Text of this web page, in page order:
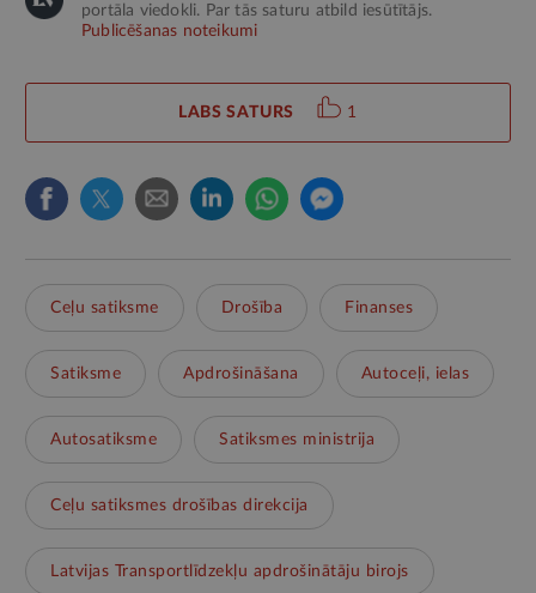
portāla viedokli. Par tās saturu atbild iesūtītājs.
Publicēšanas noteikumi
LABS SATURS 1
Ceļu satiksme Drošība Finanses
Satiksme Apdrošināšana Autoceļi, ielas
Autosatiksme Satiksmes ministrija
Ceļu satiksmes drošības direkcija
Latvijas Transportlīdzekļu apdrošinātāju birojs